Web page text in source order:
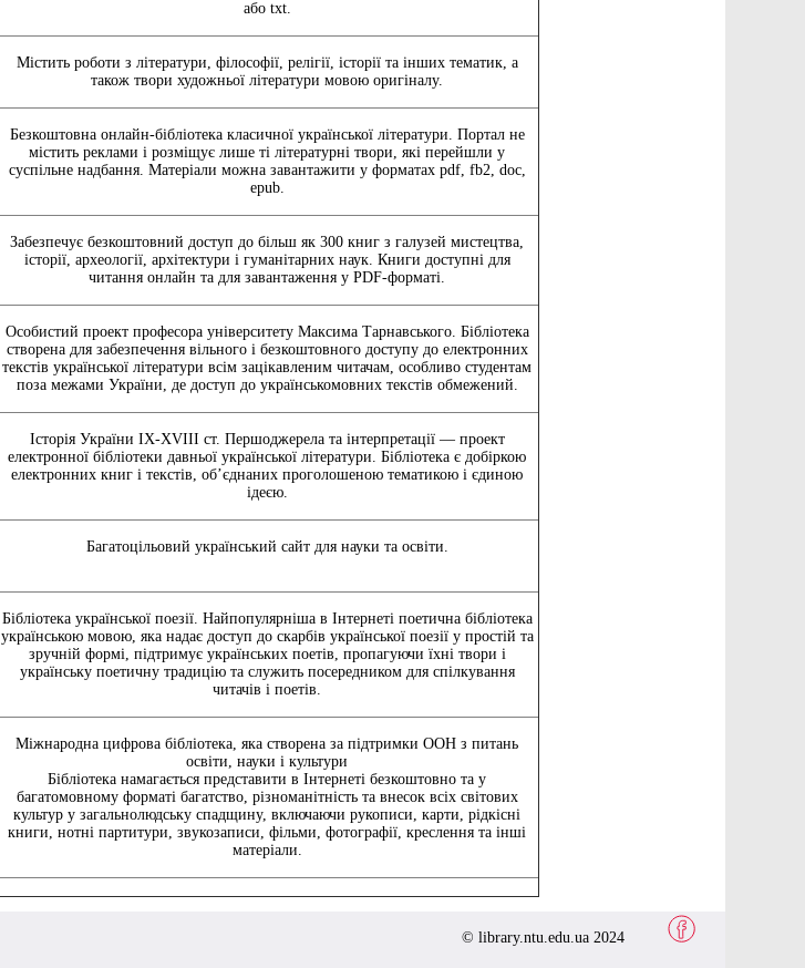
або txt.
Містить роботи з літератури, філософії, релігії, історії та інших тематик, а
також твори художньої літератури мовою оригіналу.
Безкоштовна онлайн-бібліотека класичної української літератури. Портал не
містить реклами і розміщує лише ті літературні твори, які перейшли у
суспільне надбання. Матеріали можна завантажити у форматах pdf, fb2, doc,
epub.
Забезпечує безкоштовний доступ до більш як 300 книг з галузей мистецтва,
історії, археології, архітектури і гуманітарних наук. Книги доступні для
читання онлайн та для завантаження у PDF-форматі.
Особистий проект професора університету Максима Тарнавського. Бібліотека
створена для забезпечення вільного і безкоштовного доступу до електронних
текстів української літератури всім зацікавленим читачам, особливо студентам
поза межами України, де доступ до українськомовних текстів обмежений.
Історія України IX-XVIII ст. Першоджерела та інтерпретації — проект
електронної бібліотеки давньої української літератури. Бібліотека є добіркою
електронних книг і текстів, об’єднаних проголошеною тематикою і єдиною
ідеєю.
Багатоцільовий український сайт для науки та освіти.
Бібліотека української поезії. Найпопулярніша в Інтернеті поетична бібліотека
українською мовою, яка надає доступ до скарбів української поезії у простій та
зручній формі, підтримує українських поетів, пропагуючи їхні твори і
українську поетичну традицію та служить посередником для спілкування
читачів і поетів.
Міжнародна цифрова бібліотека, яка створена за підтримки ООН з питань
освіти, науки і культури
Бібліотека намагається представити в Інтернеті безкоштовно та у
багатомовному форматі багатство, різноманітність та внесок всіх світових
культур у загальнолюдську спадщину, включаючи рукописи, карти, рідкісні
книги, нотні партитури, звукозаписи, фільми, фотографії, креслення та інші
матеріали.
© library.ntu.edu.ua 2024